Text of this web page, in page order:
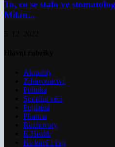
To, co se stalo ve
Milan...
Aktuality
Zdravotnictví
Politika
Sociální věci
Pojištění
Pharma
Rozhovory
E-Health
Ke kávě i čaji